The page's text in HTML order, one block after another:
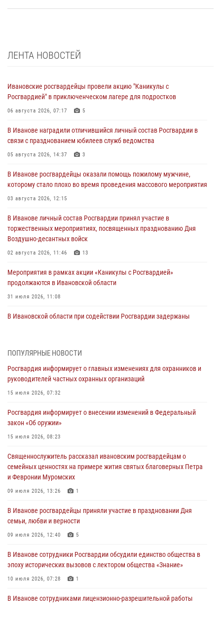
ЛЕНТА НОВОСТЕЙ
Ивановские росгвардейцы провели акцию "Каникулы с
Росгвардией" в приключенческом лагере для подростков
06 августа 2026, 07:17 5
В Иванове наградили отличившийся личный состав Росгвардии в
связи с празднованием юбилеев служб ведомства
05 августа 2026, 14:37 3
В Иванове росгвардейцы оказали помощь пожилому мужчине,
которому стало плохо во время проведения массового мероприятия
03 августа 2026, 12:15
В Иванове личный состав Росгвардии принял участие в
торжественных мероприятиях, посвященных празднованию Дня
Воздушно-десантных войск
02 августа 2026, 11:46 13
Мероприятия в рамках акции «Каникулы с Росгвардией»
продолжаются в Ивановской области
31 июля 2026, 11:08
В Ивановской области при содействии Росгвардии задержаны
празднования Дня Крещения Руси
28 июля 2026, 08:57
Росгвардии для ивановской молодежи
27 июля 2026, 14:10
занятие с вопитанниками детского лагеря
Координационный совет по взаимодействию с частными
Ивановской области
ПОПУЛЯРНЫЕ НОВОСТИ
Росгвардия информирует о главных изменениях для охранников и
руководителей частных охранных организаций
15 июля 2026, 07:32
Росгвардия информирует о внесении изменений в Федеральный
закон «Об оружии»
15 июля 2026, 08:23
Священнослужитель рассказал ивановским росгвардейцам о
семейных ценностях на примере жития святых благоверных Петра
и Февронии Муромских
09 июля 2026, 13:26 1
В Иванове росгвардейцы приняли участие в праздновании Дня
семьи, любви и верности
09 июля 2026, 12:40 5
В Иванове сотрудники Росгвардии обсудили единство общества в
эпоху исторических вызовов с лектором общества «Знание»
10 июля 2026, 07:28 1
В Иванове сотрудниками лицензионно-разрешительной работы